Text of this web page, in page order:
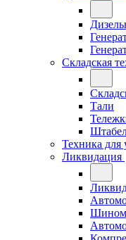
Складская
Тали
Техника для
Ликвидация